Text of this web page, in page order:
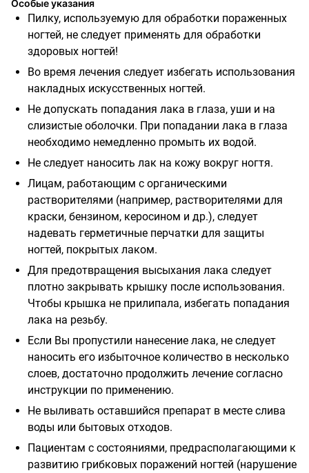
Особые указания
Пилку, используемую для обработки пораженных
ногтей, не следует применять для обработки
здоровых ногтей!
Во время лечения следует избегать использования
накладных искусственных ногтей.
Не допускать попадания лака в глаза, уши и на
слизистые оболочки. При попадании лака в глаза
необходимо немедленно промыть их водой.
Не следует наносить лак на кожу вокруг ногтя.
Лицам, работающим с органическими
растворителями (например, растворителями для
краски, бензином, керосином и др.), следует
надевать герметичные перчатки для защиты
ногтей, покрытых лаком.
Для предотвращения высыхания лака следует
плотно закрывать крышку после использования.
Чтобы крышка не прилипала, избегать попадания
лака на резьбу.
Если Вы пропустили нанесение лака, не следует
наносить его избыточное количество в несколько
слоев, достаточно продолжить лечение согласно
инструкции по применению.
Не выливать оставшийся препарат в месте слива
воды или бытовых отходов.
Пациентам с состояниями, предрасполагающими к
развитию грибковых поражений ногтей (нарушение